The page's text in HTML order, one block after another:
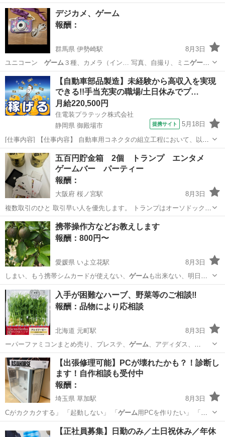
ます。 報酬は…
愛知 名古屋市 買いたい/ください
デジカメ、ゲーム
報酬：
群馬県 伊勢崎駅
8月3日
ユニコーン ゲーム３種、カメラ（イン… 写真、自撮り、ミニゲーム
3種類が楽しめるデ… 機能はデジカメにゲームが入っている感じで…
群馬 伊勢崎市 伊勢崎駅 交換したい ゲーム
【自動車部品製造】未経験から高収入を実現
できる!!手当充実の職場/土日休みでプ…
月給220,500円
住電装プラテック株式会社
静岡県 御殿場市
提携サイト 5月18日
[仕事内容] 【仕事内容】 自動車用コネクタの組立工程において、以下
業務をお願いいたします。 ■組立自動機の操作 ■生産段取り ■箱替え ■
材料供給及び補助作業 （業務の変更の範囲） 会社が定める範囲の業務
（勤務地の変...
静岡 御殿場市 工場
五百円貯金箱 2個 トランプ エンタメ
ゲームバー パーティー
報酬：
大阪府 桜ノ宮駅
8月3日
複数取引のひと 取引早い人を優先します。 トランプはオーソドックス
な柄、使用跡ありますので気にならない方へ。 現物そのままお渡しで
す。 求 食料品、飲料、日用品、引換券 不要 酒、小物、調味料、
洗剤、トイレ用品、化粧品...
大阪 大阪市 桜ノ宮駅 交換したい ゲーム
携帯操作方などお教えします
報酬：800円〜
愛媛県 いよ立花駅
8月3日
しまい、もう携帯シムカードが使えない、 ゲームも出来ない、明日か
らどうしたらと言う方…
愛媛 松山市 いよ立花駅 手伝いたい/助けたい ゲーム
入手が困難なハーブ、野菜等のご相談‼️
報酬：品物により応相談
北海道 元町駅
8月3日
ーパーファミコンまとめ売り、プレステ、 ゲーム、アディダス、
PUMA子供キッズ服、ジ…
北海道 札幌市 元町駅 手伝いたい/助けたい 果物
【出張修理可能】PCが壊れたかも？！診断し
ます！自作相談も受付中
報酬：
埼玉県 草加駅
8月3日
Cがカクカクする」 「起動しない」 「 ゲーム用PCを作りたい」 「動
画編集できるP…
草加駅 手伝いたい/助けたい 自作PC
【正社員募集】日勤のみ／土日祝休み／年休